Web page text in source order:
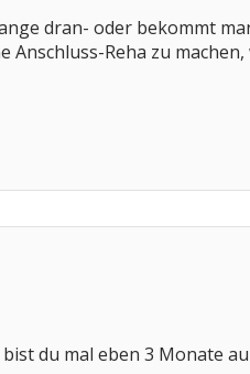
dran- oder bekommt
Anschluss-Reha zu
du mal eben 3 Monate